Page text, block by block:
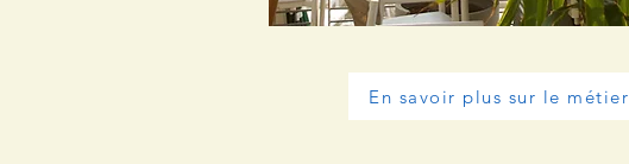
En savoir plus sur le métier